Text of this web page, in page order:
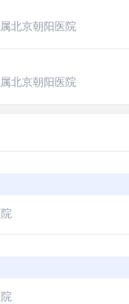
北京朝阳医院
北京朝阳医院